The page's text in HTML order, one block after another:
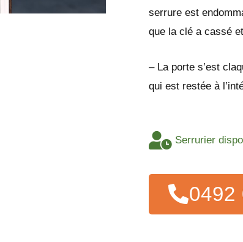
serrure est
que la clé a cassé
– La porte s’est
qui est restée à
Serrurier
0492